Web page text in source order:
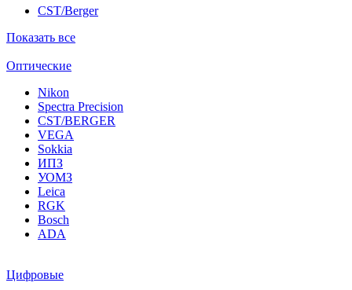
CST/Berger
Показать все
Оптические
Nikon
Spectra Precision
CST/BERGER
VEGA
Sokkia
ИПЗ
УОМЗ
Leica
RGK
Bosch
ADA
Цифровые